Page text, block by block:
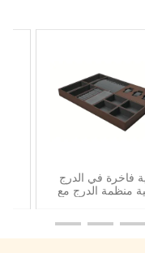
فاخرة في الدرج
منظمة الدرج مع